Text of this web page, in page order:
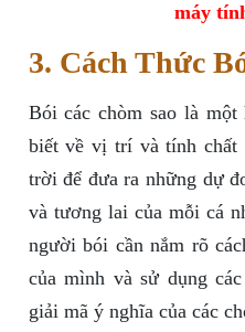
máy
3. Cách Thức
Bói các chòm sao là
biết về vị trí và tính chất
trời để đưa ra những dự
và tương lai của mỗi cá
người bói cần nắm rõ
của mình và sử dụng
giải mã ý nghĩa của các